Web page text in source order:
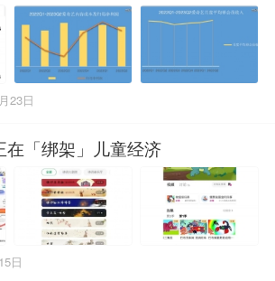
23日
在「绑架」儿童经济
日